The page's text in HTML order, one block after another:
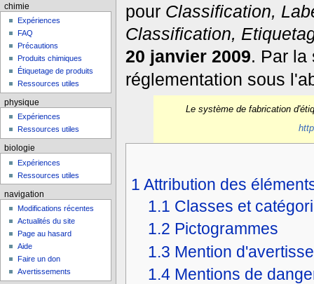
pour Classification,
Classification,
20 janvier 2009. Par la
réglementation sous
Le système de fabrication
1 Attribution des
1.1 Classes et
1.2 Pictogrammes
1.3 Mention
1.4 Mentions de
chimie
Expériences
FAQ
Précautions
Produits chimiques
Étiquetage de produits
Ressources utiles
physique
Expériences
Ressources utiles
biologie
Expériences
Ressources utiles
navigation
Modifications récentes
Actualités du site
Page au hasard
Aide
Faire un don
Avertissements